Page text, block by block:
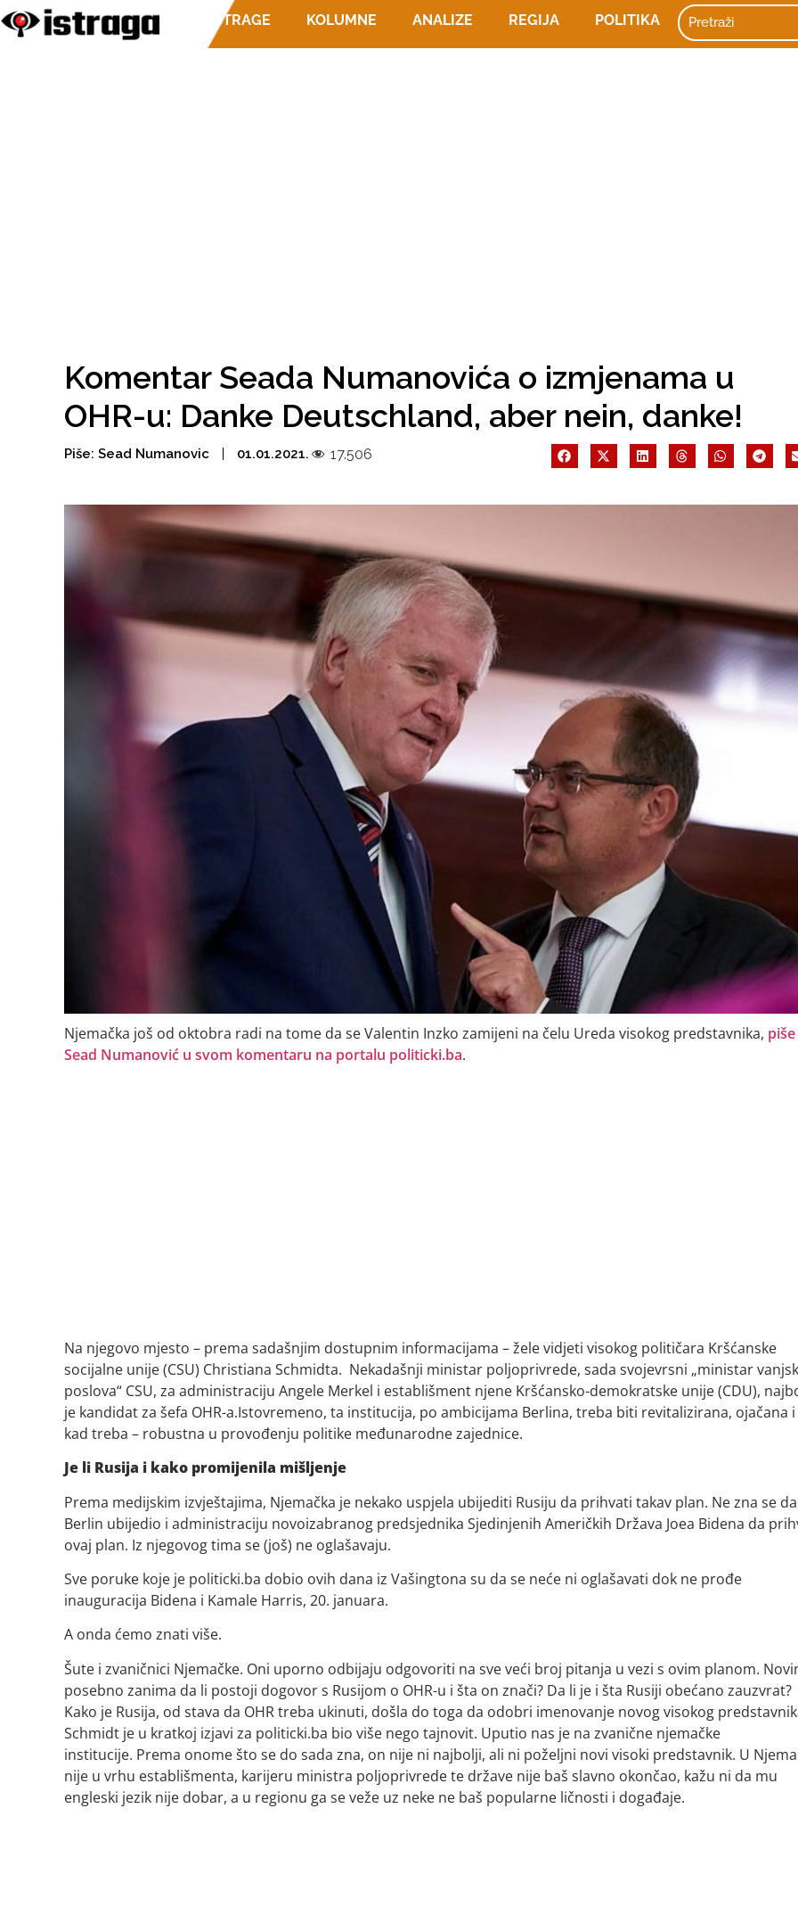
ISTRAGE KOLUMNE ANALIZE REGIJA POLITIKA
Komentar Seada Numanovića o izmjenama u
OHR-u: Danke Deutschland, aber nein, danke!
Piše: Sead Numanovic 01.01.2021. 17.506
Njemačka još od oktobra radi na tome da se Valentin Inzko zamijeni na čelu Ureda visokog predstavnika, piše
Sead Numanović u svom komentaru na portalu politicki.ba.
Na njegovo mjesto – prema sadašnjim dostupnim informacijama – žele vidjeti visokog političara Kršćanske
socijalne unije (CSU) Christiana Schmidta. Nekadašnji ministar poljoprivrede, sada svojevrsni „ministar
poslova“ CSU, za administraciju Angele Merkel i establišment njene Kršćansko-demokratske unije (CDU),
je kandidat za šefa OHR-a.Istovremeno, ta institucija, po ambicijama Berlina, treba biti revitalizirana, ojačana i
kad treba – robustna u provođenju politike međunarodne zajednice.
Je li Rusija i kako promijenila mišljenje
Prema medijskim izvještajima, Njemačka je nekako uspjela ubijediti Rusiju da prihvati takav plan. Ne zna se
Berlin ubijedio i administraciju novoizabranog predsjednika Sjedinjenih Američkih Država Joea Bidena da
ovaj plan. Iz njegovog tima se (još) ne oglašavaju.
Sve poruke koje je politicki.ba dobio ovih dana iz Vašingtona su da se neće ni oglašavati dok ne prođe
inauguracija Bidena i Kamale Harris, 20. januara.
A onda ćemo znati više.
Šute i zvaničnici Njemačke. Oni uporno odbijaju odgovoriti na sve veći broj pitanja u vezi s ovim planom.
posebno zanima da li postoji dogovor s Rusijom o OHR-u i šta on znači? Da li je i šta Rusiji obećano zauzvrat?
Kako je Rusija, od stava da OHR treba ukinuti, došla do toga da odobri imenovanje novog visokog
Schmidt je u kratkoj izjavi za politicki.ba bio više nego tajnovit. Uputio nas je na zvanične njemačke
institucije. Prema onome što se do sada zna, on nije ni najbolji, ali ni poželjni novi visoki predstavnik. U
nije u vrhu establišmenta, karijeru ministra poljoprivrede te države nije baš slavno okončao, kažu ni da mu
engleski jezik nije dobar, a u regionu ga se veže uz neke ne baš popularne ličnosti i događaje.